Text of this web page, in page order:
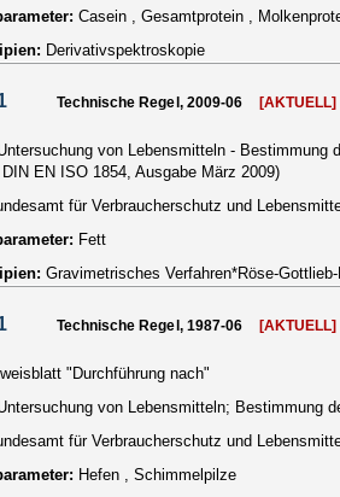
Casein , Gesamtprotein ,
Derivativspektroskopie
Technische Regel, 2009-06 [AKTUELL]
von Lebensmitteln - Bestimmung
EN ISO 1854, Ausgabe März 2009)
für Verbraucherschutz und
Fett
Gravimetrisches Verfahren*Röse-
Technische Regel, 1987-06 [AKTUELL]
"Durchführung nach"
von Lebensmitteln; Bestimmung
für Verbraucherschutz und
Hefen , Schimmelpilze